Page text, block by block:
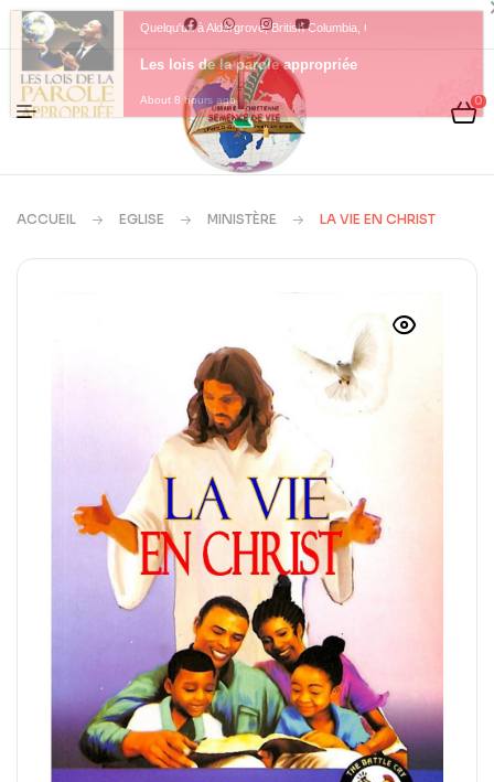
0
ACCUEIL EGLISE MINISTÈRE LA VIE EN CHRIST
Quelqu'un à Aldergrove, British Columbia, Canada a acheté un
Les lois de la parole appropriée
About 8 hours ago